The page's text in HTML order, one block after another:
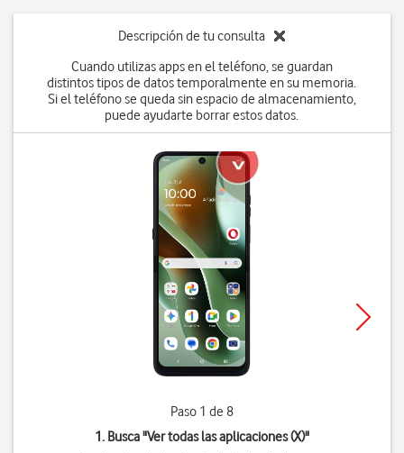
Descripción de tu consulta
Cuando utilizas apps en el teléfono, se guardan
distintos tipos de datos temporalmente en su memoria.
Si el teléfono se queda sin espacio de almacenamiento,
puede ayudarte borrar estos datos.
Paso 1 de 8
1. Busca "Ver todas las aplicaciones (X)"